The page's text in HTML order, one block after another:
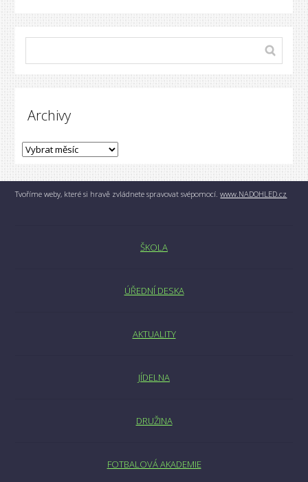
Archivy
Tvoříme weby, které si hravě zvládnete spravovat svépomocí.www.NADOHLED.cz
ŠKOLA
ÚŘEDNÍ DESKA
AKTUALITY
JÍDELNA
DRUŽINA
FOTBALOVÁ AKADEMIE